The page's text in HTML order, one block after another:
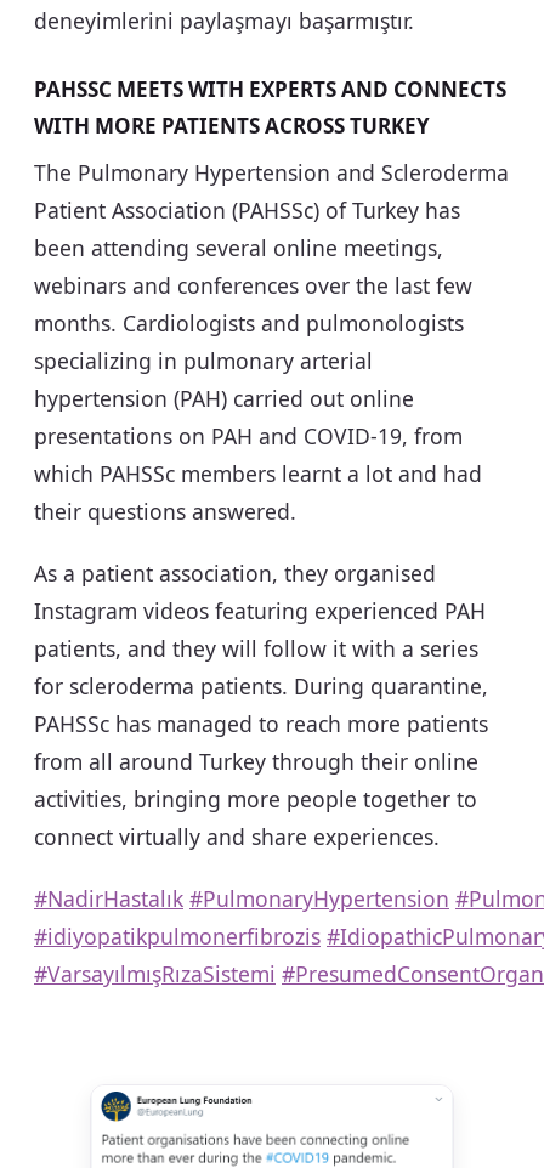
deneyimlerini paylaşmayı başarmıştır.
PAHSSC MEETS WITH EXPERTS AND CONNECTS
WITH MORE PATIENTS ACROSS TURKEY
The Pulmonary Hypertension and Scleroderma
Patient Association (PAHSSc) of Turkey has
been attending several online meetings,
webinars and conferences over the last few
months. Cardiologists and pulmonologists
specializing in pulmonary arterial
hypertension (PAH) carried out online
presentations on PAH and COVID-19, from
which PAHSSc members learnt a lot and had
their questions answered.
As a patient association, they organised
Instagram videos featuring experienced PAH
patients, and they will follow it with a series
for scleroderma patients. During quarantine,
PAHSSc has managed to reach more patients
from all around Turkey through their online
activities, bringing more people together to
connect virtually and share experiences.
#NadirHastalık #PulmonaryHypertension
#idiyopatikpulmonerfibrozis
#VarsayılmışRızaSistemi